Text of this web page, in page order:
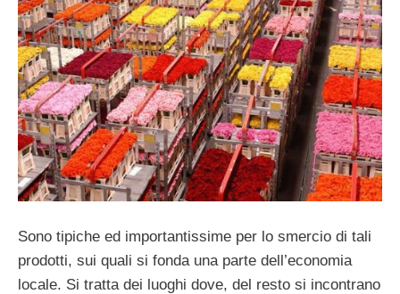
Sono tipiche ed importantissime per lo smercio di tali
prodotti, sui quali si fonda una parte dell’economia
locale. Si tratta dei luoghi dove, del resto si incontrano